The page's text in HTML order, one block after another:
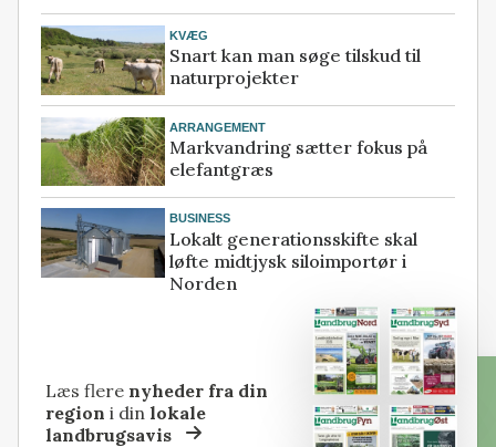
KVÆG
Snart kan man søge tilskud til
naturprojekter
ARRANGEMENT
Markvandring sætter fokus på
elefantgræs
BUSINESS
Lokalt generationsskifte skal
løfte midtjysk siloimportør i
Norden
Læs flere nyheder fra din
region i dinlokale
landbrugsavis